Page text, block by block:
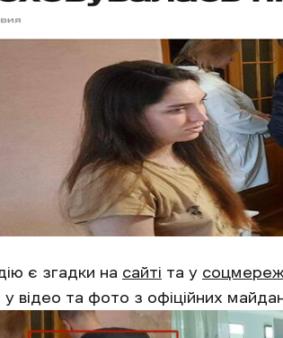
є згадки на сайті та у
у відео та фото з офіційних